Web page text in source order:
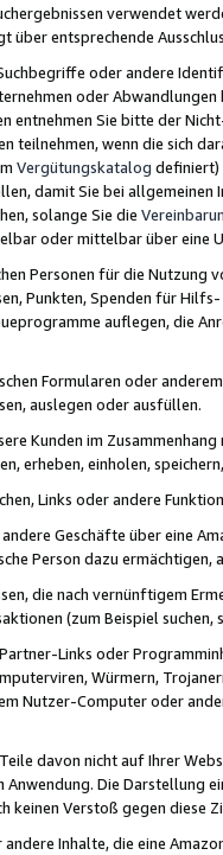
verwendet
über entsprechende
oder andere
oder
entnehmen Sie bitte der
teilnehmen, wenn die sich
Vergütungskatalog definiert)
damit Sie bei
solange Sie die
oder mittelbar über eine
Personen für die Nutzung
Punkten, Spenden für
auflegen, die
Formularen oder
auslegen oder ausfüllen.
Kunden im
erheben, einholen,
Links oder andere
Geschäfte über eine
Person dazu
die nach vernünftigem
(zum Beispiel
Links oder
Würmern,
Nutzer-Computer oder
davon nicht auf Ihrer
Anwendung. Die Darstellung
keinen Verstoß gegen diese
andere Inhalte, die eine